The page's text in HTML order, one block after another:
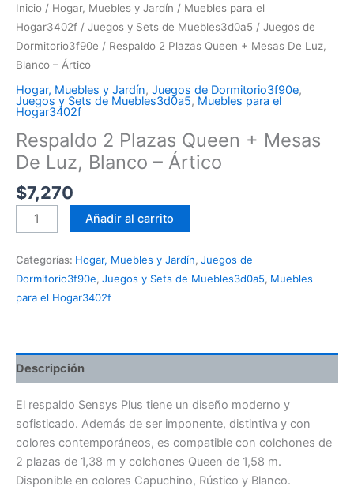
Inicio / Hogar, Muebles y Jardín / Muebles para el
Hogar3402f / Juegos y Sets de Muebles3d0a5 / Juegos de
Dormitorio3f90e / Respaldo 2 Plazas Queen + Mesas De Luz,
Blanco – Ártico
Hogar, Muebles y Jardín, Juegos de Dormitorio3f90e,
Juegos y Sets de Muebles3d0a5, Muebles para el
Hogar3402f
Respaldo 2 Plazas Queen + Mesas
De Luz, Blanco – Ártico
$7,270
Añadir al carrito
Categorías: Hogar, Muebles y Jardín, Juegos de
Dormitorio3f90e, Juegos y Sets de Muebles3d0a5, Muebles
para el Hogar3402f
Descripción
El respaldo Sensys Plus tiene un diseño moderno y
sofisticado. Además de ser imponente, distintiva y con
colores contemporáneos, es compatible con colchones de
2 plazas de 1,38 m y colchones Queen de 1,58 m.
Disponible en colores Capuchino, Rústico y Blanco.